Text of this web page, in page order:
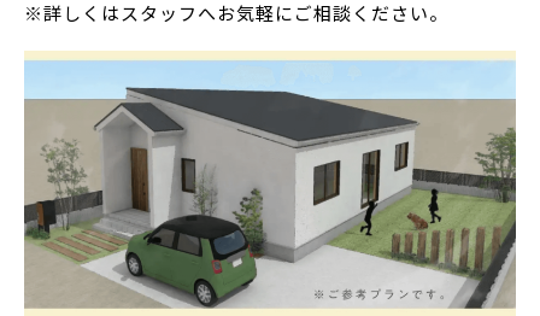
※詳しくはスタッフへお気軽にご相談ください。